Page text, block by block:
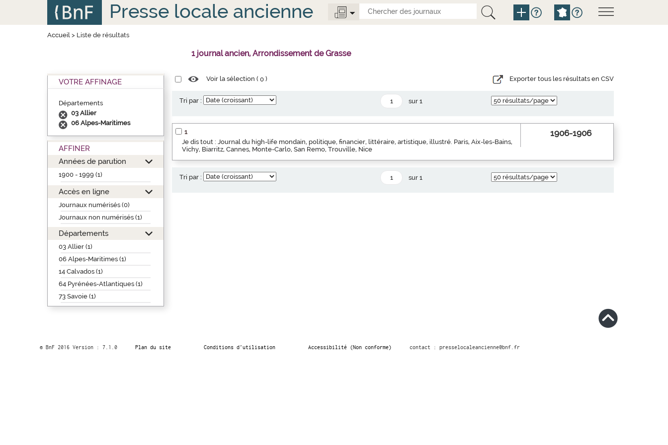
Presse locale ancienne
Accueil> Liste de résultats
1 journal ancien, Arrondissement de Grasse
VOTRE AFFINAGE
Départements
03 Allier
06 Alpes-Maritimes
AFFINER
Années de parution
1900 - 1999 (1)
Accès en ligne
Journaux numérisés (0)
Journaux non numérisés (1)
Départements
03 Allier (1)
06 Alpes-Maritimes (1)
14 Calvados (1)
64 Pyrénées-Atlantiques (1)
73 Savoie (1)
Voir la sélection (0 ) Exporter tous les résultats en CSV
Tri par : sur 1
1
Je dis tout : Journal du high-life mondain, politique, financier, littéraire, artistique, illustré. Paris, Aix-les-Bains,
Vichy, Biarritz, Cannes, Monte-Carlo, San Remo, Trouville, Nice
1906-1906
Tri par : sur 1
© BnF 2016 Version : 7.1.0 Plan du site Conditions d’utilisation Accessibilité (Non conforme) contact : presselocaleancienne@bnf.fr
Panneau de gestion des cookies